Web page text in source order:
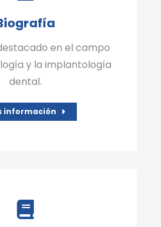
en el campo
y la implantología
dental.
información